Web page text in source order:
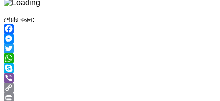
শেয়ার করুন:
Facebook
Messenger
Twitter
WhatsApp
Skype
Viber
Copy